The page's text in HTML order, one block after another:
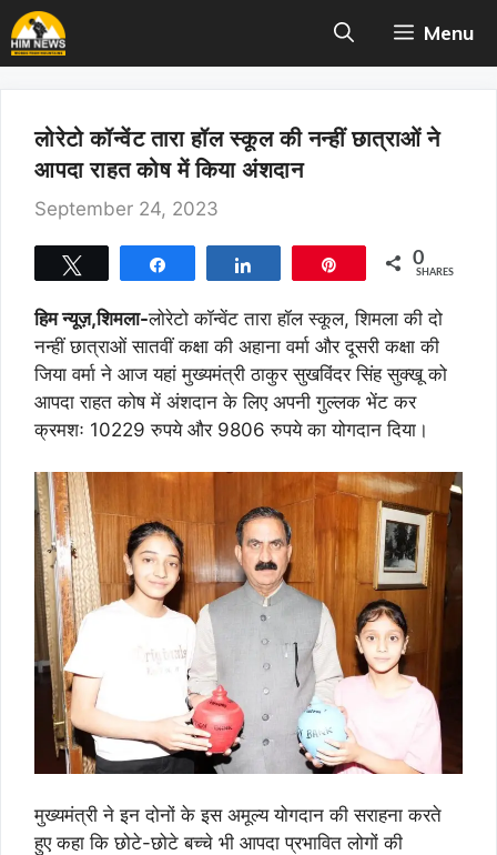
Skip
to
content
Menu
लोरेटो कॉन्वेंट तारा हॉल स्कूल की नन्हीं छात्राओं ने
आपदा राहत कोष में किया अंशदान
September 24, 2023
0
SHARES
हिम न्यूज़,शिमला-लोरेटो कॉन्वेंट तारा हॉल स्कूल, शिमला की दो
नन्हीं छात्राओं सातवीं कक्षा की अहाना वर्मा और दूसरी कक्षा की
जिया वर्मा ने आज यहां मुख्यमंत्री ठाकुर सुखविंदर सिंह सुक्खू को
आपदा राहत कोष में अंशदान के लिए अपनी गुल्लक भेंट कर
क्रमशः 10229 रुपये और 9806 रुपये का योगदान दिया।
मुख्यमंत्री ने इन दोनों के इस अमूल्य योगदान की सराहना करते
हुए कहा कि छोटे-छोटे बच्चे भी आपदा प्रभावित लोगों की